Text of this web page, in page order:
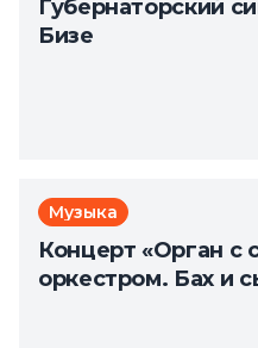
Губернаторский
Бизе
Музыка
Концерт «Орган с
оркестром. Бах и